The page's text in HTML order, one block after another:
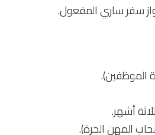
سفر ساري المفعول.
الموظفين).
أشهر.
المهن الحرة).